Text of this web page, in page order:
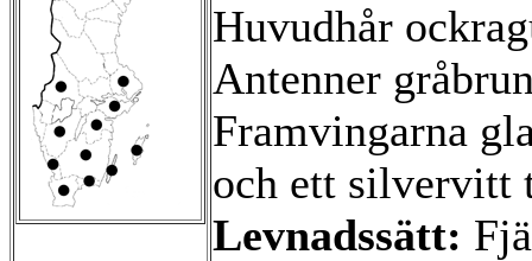
Huvudhår
Antenner
Framvingarna
och ett silvervitt
Levnadssätt: